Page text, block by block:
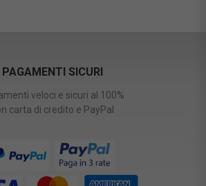
PAGAMENTI SICURI
veloci e sicuri al 100%
carta di credito e PayPal